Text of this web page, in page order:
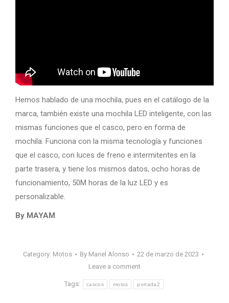
Hemos hablado de una mochila, pues en el catálogo de la
marca, también existe una mochila LED inteligente, con las
mismas funciones que el casco, pero en forma de
mochila. Funciona con la misma tecnología y funciones
que el casco, con luces de freno e intermitentes en la
parte trasera, y tiene los mismos datos, ocho horas de
funcionamiento, 50M horas de la luz LED y es
personalizable.
By MAYAM
Category: Motos By Manel Alonso
22 de marzo de 2023
Leave a comment
Tags: cascos motos portada2